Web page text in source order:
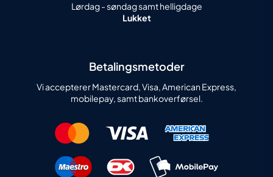
Lørdag - søndag samt helligdage
Lukket
Betalingsmetoder
Vi accepterer Mastercard, Visa, American Express,
mobilepay, samt bankoverførsel.